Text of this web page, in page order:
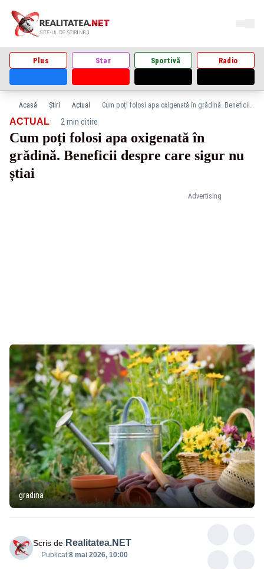
Plus Star Sportivă Radio
Acasă Știri Actual Cum poți folosi apa oxigenată în grădină. Beneficii despre care sigur nu știai
Advertising
ACTUAL· 2 min citire
Cum poți folosi apa oxigenată în
grădină. Beneficii despre care sigur nu
știai
gradina
Scris de Realitatea.NET
Publicat:8 mai 2026, 10:00